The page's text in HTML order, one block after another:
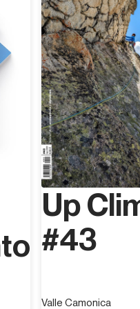
der Insel und vor allem
langer Touren und
zum Monopol der
die er trotzig auf seinem
und gleich nach
entdeckte seine
im Jahr 1997. In den
Cross
Up
#43
Valle Camonica